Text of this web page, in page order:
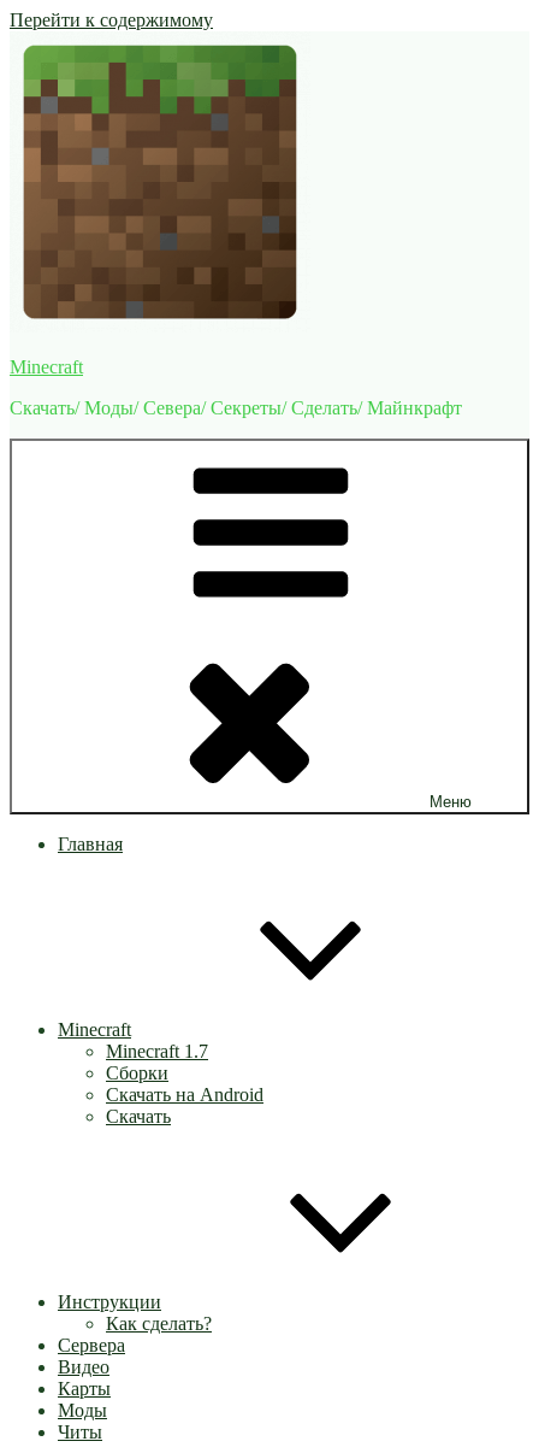
Перейти к содержимому
Minecraft
Скачать/ Моды/ Севера/ Секреты/ Сделать/ Майнкрафт
Меню
Главная
Minecraft
Minecraft 1.7
Сборки
Скачать на Android
Скачать
Инструкции
Как сделать?
Сервера
Видео
Карты
Моды
Читы